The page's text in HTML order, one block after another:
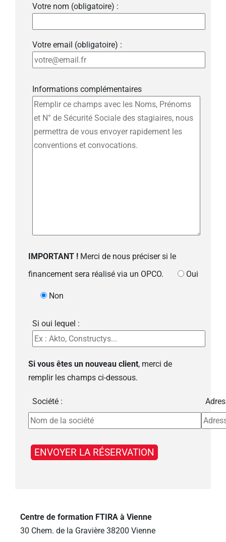
Votre nom (obligatoire) :
Votre email (obligatoire) :
Informations complémentaires
IMPORTANT ! Merci de nous préciser si le
financement sera réalisé via un OPCO.
Oui
Non
Si oui lequel :
Si vous êtes un nouveau client, merci de
remplir les champs ci-dessous.
Société :
Centre de formation FTIRA à Vienne
30 Chem. de la Gravière 38200 Vienne